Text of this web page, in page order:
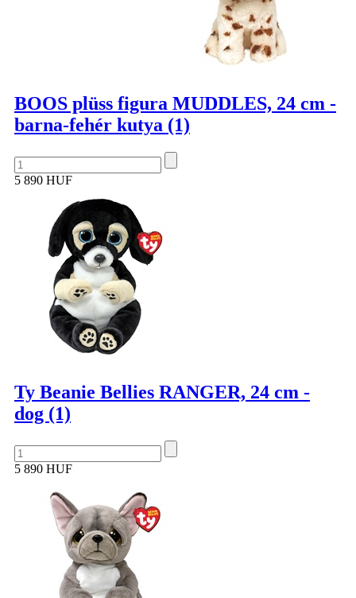
BOOS plüss figura MUDDLES, 24 cm -
barna-fehér kutya (1)
5 890 HUF
Ty Beanie Bellies RANGER, 24 cm -
dog (1)
5 890 HUF